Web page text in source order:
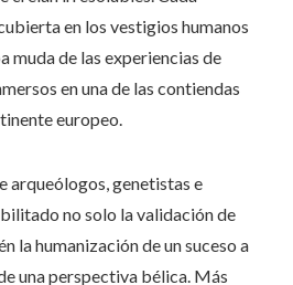
en los vestigios humanos
muda de las experiencias de
en una de las contiendas
europeo.
arqueólogos, genetistas e
no solo la validación de
la humanización de un suceso a
una perspectiva bélica. Más